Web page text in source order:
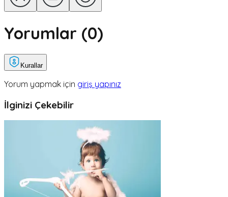
Yorumlar (0)
Kurallar
Yorum yapmak için giriş yapınız
İlginizi Çekebilir